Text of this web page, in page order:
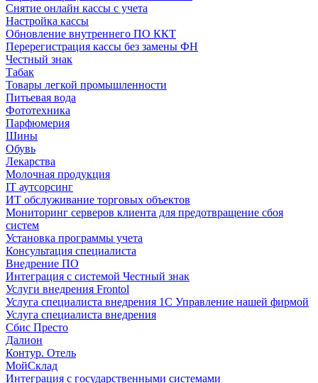
Снятие онлайн кассы с учета
Настройка кассы
Обновление внутреннего ПО ККТ
Перерегистрация кассы без замены ФН
Честный знак
Табак
Товары легкой промышленности
Питьевая вода
Фототехника
Парфюмерия
Шины
Обувь
Лекарства
Молочная продукция
IT аутсорсинг
ИТ обслуживание торговых объектов
Мониторинг серверов клиента для предотвращение сбоя
систем
Установка программы учета
Консультация специалиста
Внедрение ПО
Интеграция с системой Честный знак
Услуги внедрения Frontol
Услуга специалиста внедрения 1С Управление нашей фирмой
Услуга специалиста внедрения
Сбис Престо
Далион
Контур. Отель
МойСклад
Интеграция с государственными системами